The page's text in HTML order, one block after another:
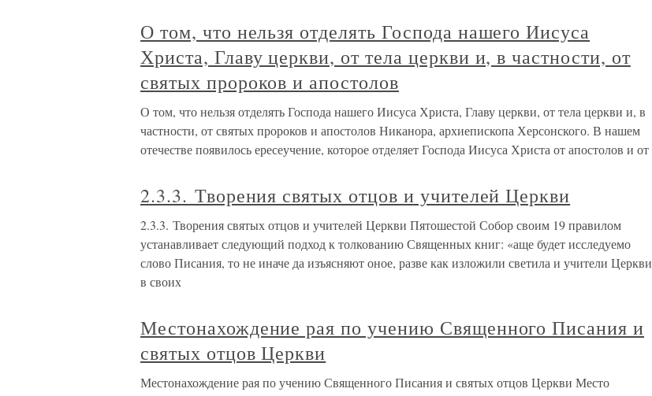
О том, что нельзя отделять Господа нашего Иисуса
Христа, Главу церкви, от тела церкви и, в частности, от
святых пророков и апостолов
О том, что нельзя отделять Господа нашего Иисуса Христа, Главу церкви, от тела церкви и, в
частности, от святых пророков и апостолов Никанора, архиепископа Херсонского. В нашем
отечестве появилось ересеучение, которое отделяет Господа Иисуса Христа от апостолов и от
2.3.3. Творения святых отцов и учителей Церкви
2.3.3. Творения святых отцов и учителей Церкви Пятошестой Собор своим 19 правилом
устанавливает следующий подход к толкованию Священных книг: «аще будет исследуемо
слово Писания, то не иначе да изъясняют оное, разве как изложили светила и учители Церкви
в своих
Местонахождение рая по учению Священного Писания и
святых отцов Церкви
Местонахождение рая по учению Священного Писания и святых отцов Церкви Место